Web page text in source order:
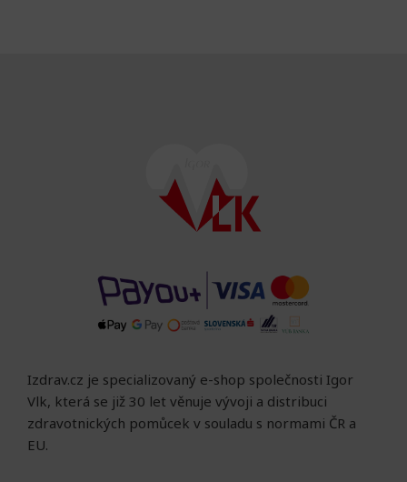
Izdrav.cz je specializovaný e-shop společnosti Igor
Vlk, která se již 30 let věnuje vývoji a distribuci
zdravotnických pomůcek v souladu s normami ČR a
EU.